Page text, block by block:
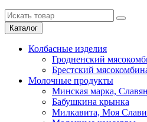
Каталог
Колбасные изделия
Гродненский
Брестский
Молочные продукты
Минская марка,
Бабушкина крынка
Милкавита, Моя